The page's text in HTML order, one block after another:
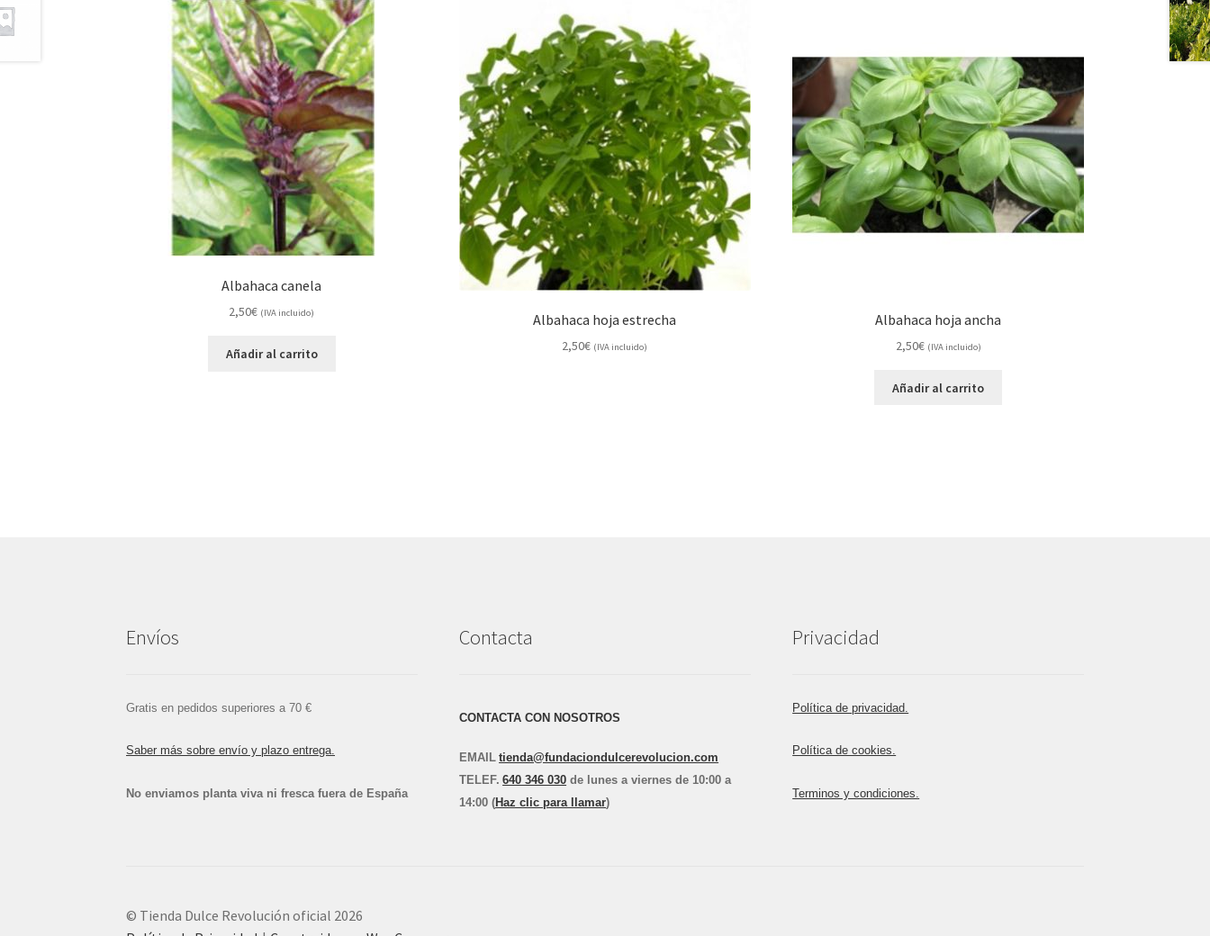
Albahaca canela
2,50€ (IVA incluido)
Añadir al carrito
Albahaca hoja estrecha
2,50€ (IVA incluido)
Albahaca hoja ancha
2,50€ (IVA incluido)
Añadir al carrito
Envíos
Gratis en pedidos superiores a 70 €
Saber más sobre envío y plazo entrega.
No enviamos planta viva ni fresca fuera de España
Contacta
CONTACTA CON NOSOTROS
EMAIL tienda@fundaciondulcerevolucion.com
TELEF. 640 346 030 de lunes a viernes de 10:00 a
14:00 (Haz clic para llamar)
Privacidad
Política de privacidad.
Política de cookies.
Terminos y condiciones.
© Tienda Dulce Revolución oficial 2026